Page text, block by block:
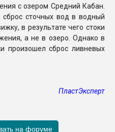
с озером Средний Кабан.
сброс сточных вод в водный
в результате чего стоки
а не в озеро. Однако в
произошел сброс ливневых
ПластЭксперт